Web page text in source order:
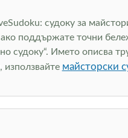
судоку за
поддържате точни
судоку“. Името описва
използвайте майсторски